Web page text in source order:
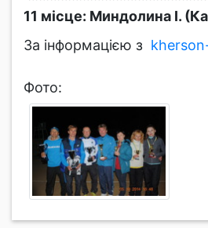
11 місце: Миндолина І.
За інформацією з
Фото: